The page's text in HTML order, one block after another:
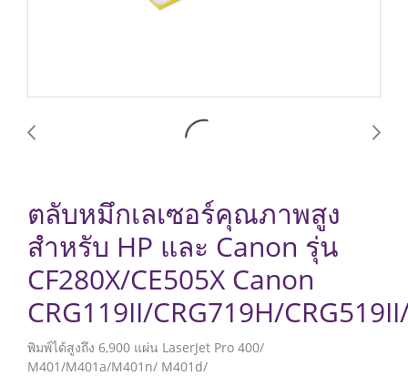
ตลับหมึกเลเซอร์คุณภาพสูง
สำหรับ HP และ Canon รุ่น
CF280X/CE505X Canon
CRG119II/CRG719H/
พิมพ์ได้สูงถึง 6,900 แผ่น LaserJet Pro 400/
M401/M401a/M401n/ M401d/